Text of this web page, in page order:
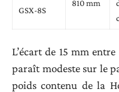
GSX-8S
810 mm
L’écart de 15 mm
paraît modeste sur le
poids contenu de la